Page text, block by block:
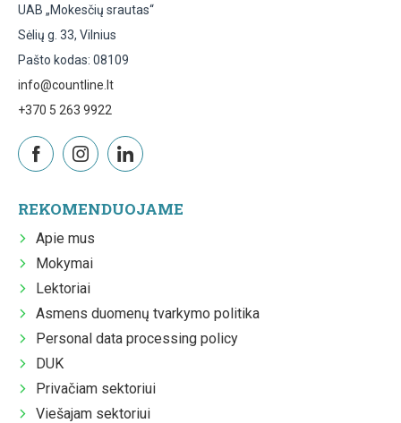
UAB „Mokesčių srautas“
Sėlių g. 33, Vilnius
Pašto kodas: 08109
info@countline.lt
+370 5 263 9922
REKOMENDUOJAME
Apie mus
Mokymai
Lektoriai
Asmens duomenų tvarkymo politika
Personal data processing policy
DUK
Privačiam sektoriui
Viešajam sektoriui